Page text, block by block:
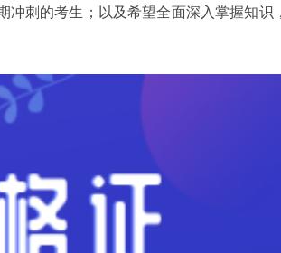
冲刺的考生；以及希望全面深入掌握知识